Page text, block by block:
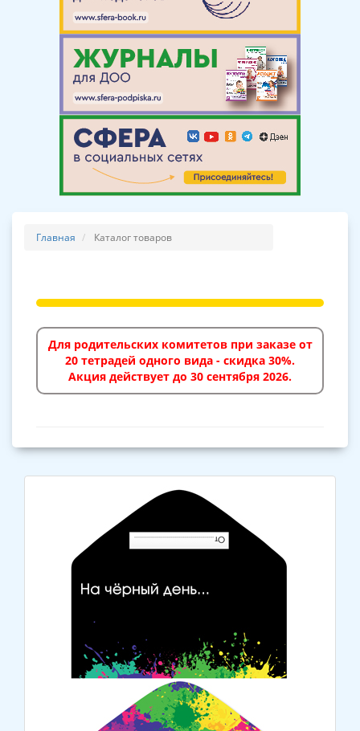
Главная Каталог товаров
Для родительских комитетов при заказе от
20 тетрадей одного вида - скидка 30%.
Акция действует до 30 сентября 2026.